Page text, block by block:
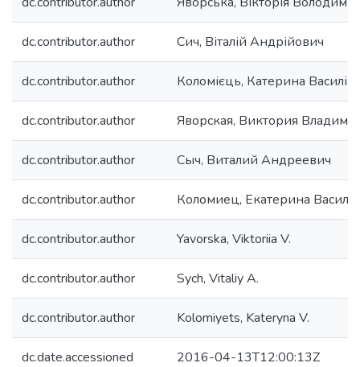
dc.contributor.author Сич, Віталій Андрійович
dc.contributor.author Коломієць, Катерина
dc.contributor.author Яворская, Виктория
dc.contributor.author Сыч, Виталий Андреевич
dc.contributor.author Коломиец, Екатерина
dc.contributor.author Yavorska, Viktoriia V.
dc.contributor.author Sych, Vitaliy A.
dc.contributor.author Kolomiyets, Kateryna V.
dc.date.accessioned 2016-04-13T12:00:13Z